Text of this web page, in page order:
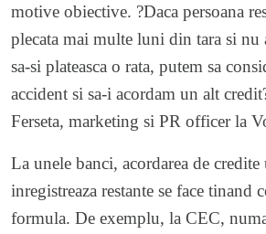
motive obiective. ?Daca persoana
plecata mai multe luni din tara si nu
sa-si plateasca o rata, putem sa
accident si sa-i acordam un alt
Ferseta, marketing si PR officer la
La unele banci, acordarea de credite
inregistreaza restante se face tinand
formula. De exemplu, la CEC,